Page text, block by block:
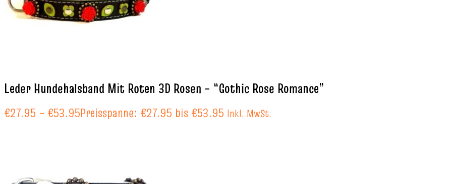
Leder Hundehalsband Mit Roten 3D Rosen – “Gothic Rose Romance”
€27.95 – €53.95Preisspanne: €27.95 bis €53.95 Inkl. MwSt.